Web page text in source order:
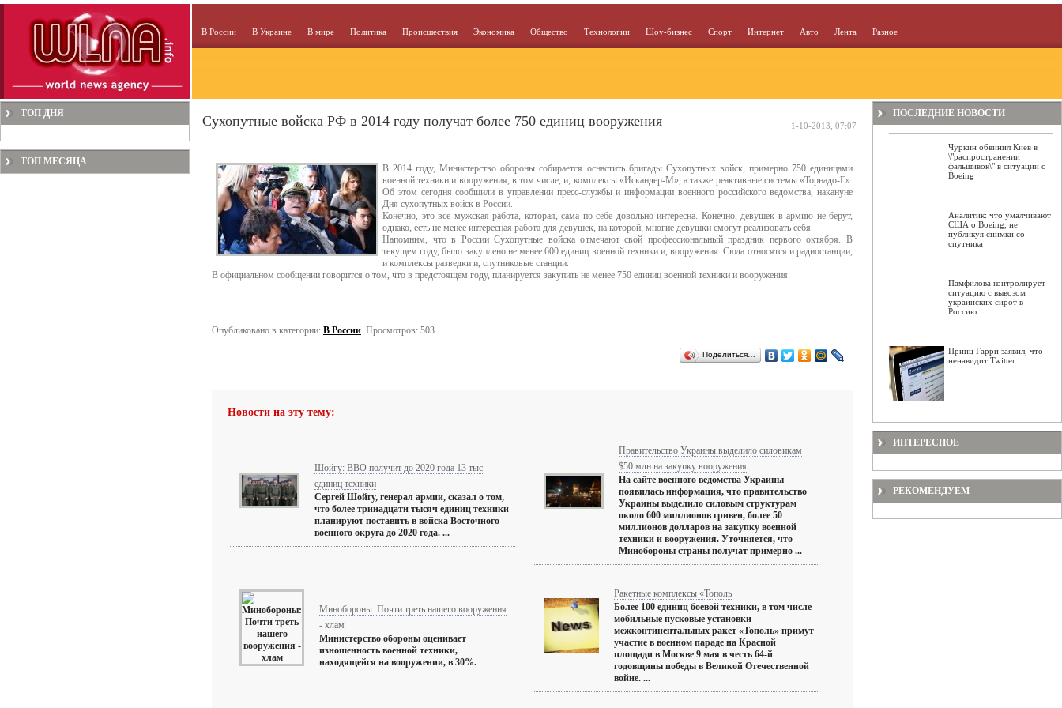
В России В Украине В мире Политика Происшествия Экономика Общество Технологии Шоу-бизнес Спорт Интернет Авто Лента Разное
ТОП ДНЯ
ТОП МЕСЯЦА
Сухопутные войска РФ в 2014 году получат более 750 единиц вооружения
В 2014 году, Министерство обороны собирается оснастить бригады Сухопутных войск, примерно 750 единицами
военной техники и вооружения, в том числе, и, комплексы «Искандер-М», а также реактивные системы «Торнадо-Г».
Об этом сегодня сообщили в управлении пресс-службы и информации военного российского ведомства, накануне
Дня сухопутных войск в России.
Конечно, это все мужская работа, которая, сама по себе довольно интересна. Конечно, девушек в армию не берут,
однако, есть не менее интересная работа для девушек, на которой, многие девушки смогут реализовать себя.
Напомним, что в России Сухопутные войска отмечают свой профессиональный праздник первого октября. В
текущем году, было закуплено не менее 600 единиц военной техники и, вооружения. Сюда относятся и радиостанции,
и комплексы разведки и, спутниковые станции.
В официальном сообщении говорится о том, что в предстоящем году, планируется закупить не менее 750 единиц военной техники и вооружения.
Опубликовано в категории: В России. Просмотров: 503
Поделиться…
Новости на эту тему:
Шойгу: ВВО получит до 2020 года 13 тыс
единиц техники
Сергей Шойгу, генерал армии, сказал о том,
что более тринадцати тысяч единиц техники
планируют поставить в войска Восточного
военного округа до 2020 года. ...
Правительство Украины выделило силовикам
$50 млн на закупку вооружения
На сайте военного ведомства Украины
появилась информация, что правительство
Украины выделило силовым структурам
около 600 миллионов гривен, более 50
миллионов долларов на закупку военной
техники и вооружения. Уточняется, что
Минобороны страны получат примерно ...
Минобороны: Почти треть нашего вооружения
- хлам
Министерство обороны оценивает
изношенность военной техники,
находящейся на вооружении, в 30%.
Ракетные комплексы «Тополь
Более 100 единиц боевой техники, в том числе
мобильные пусковые установки
межконтинентальных ракет «Тополь» примут
участие в военном параде на Красной
площади в Москве 9 мая в честь 64-й
годовщины победы в Великой Отечественной
войне. ...
1-10-2013, 07:07
ПОСЛЕДНИЕ НОВОСТИ
Чуркин обвинил Киев в
\"распространении
фальшивок\" в ситуации с
Boeing
Аналитик: что умалчивают
США о Boeing, не
публикуя снимки со
спутника
Памфилова контролирует
ситуацию с вывозом
украинских сирот в
Россию
Принц Гарри заявил, что
ненавидит Twitter
ИНТЕРЕСНОЕ
РЕКОМЕНДУЕМ